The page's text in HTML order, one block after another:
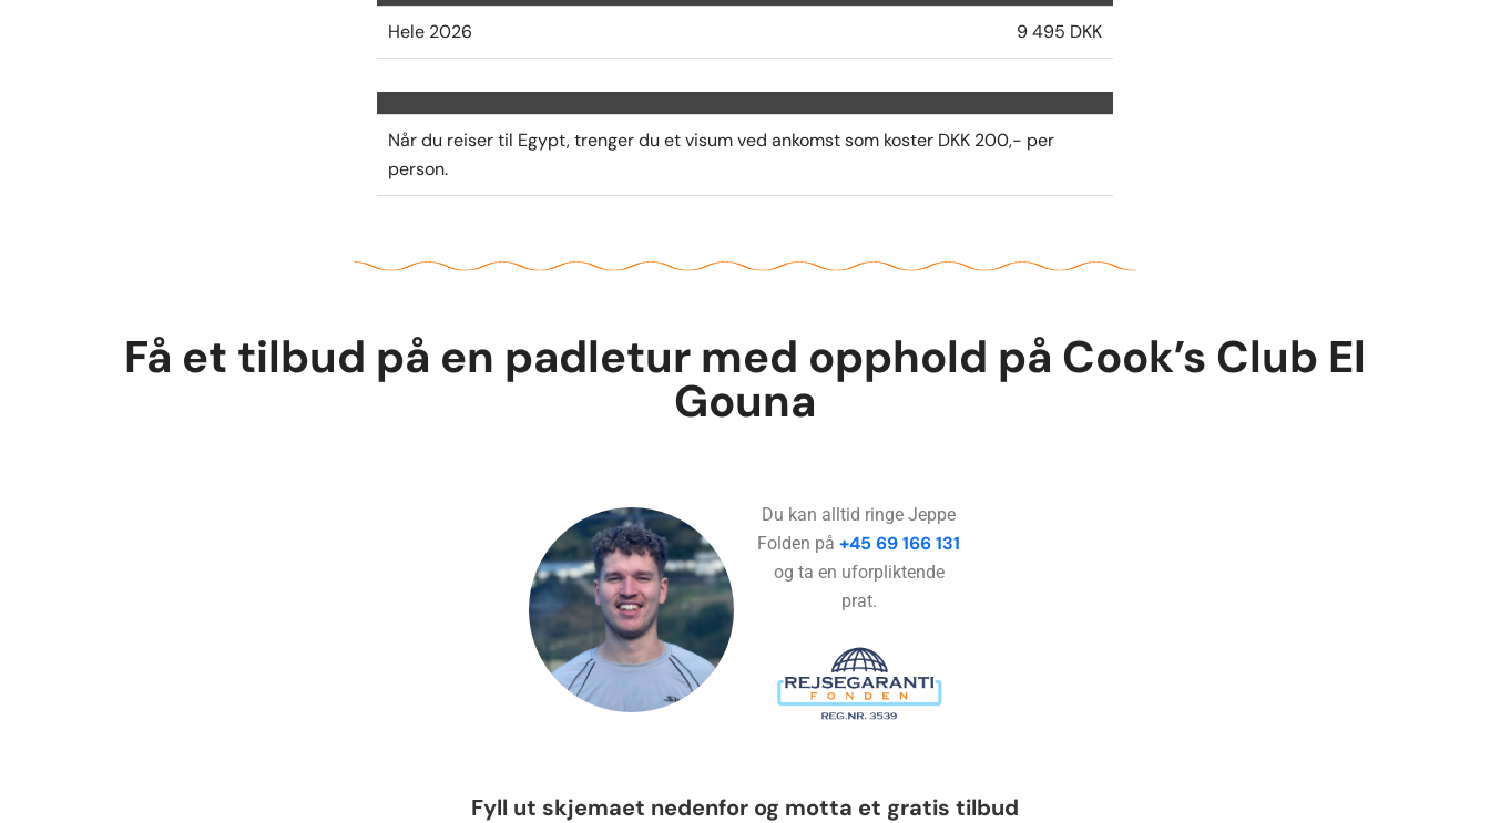
Hele 2026 9 495 DKK
Når du reiser til Egypt, trenger du et visum ved ankomst som koster DKK 200,- per
person.
Få et tilbud på en padletur med opphold på Cook’s Club El
Gouna
Du kan alltid ringe Jeppe
Folden på+45 69 166 131
og ta en uforpliktende
prat.
Fyll ut skjemaet nedenfor og motta et gratis tilbud